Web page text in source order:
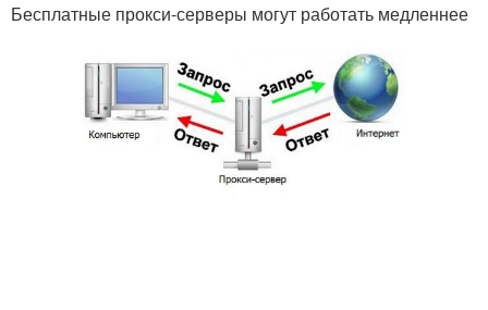
Бесплатные прокси-серверы могут работать медленнее